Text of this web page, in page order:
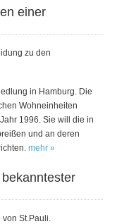
einer
zu den
in Hamburg. Die
Wohneinheiten
1996. Sie will die in
und an deren
mehr »
von St.Pauli.